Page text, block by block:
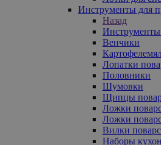
Инструменты для
Назад
Инструменты
Венчики
Лопатки
Половники
Шумовки
Щипцы
Ложки
Ложки
Вилки
Наборы